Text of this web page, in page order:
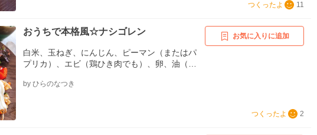
つくったよ 11
おうちで本格風☆ナシゴレン
白米、玉ねぎ、にんじん、ピーマン（またはパ
プリカ）、エビ（鶏ひき肉でも）、卵、油（ゴ
カレー粉、☆ナンプラー、☆鶏がらスープの
by ひらのなつき
お気に入りに追加
つくったよ 2